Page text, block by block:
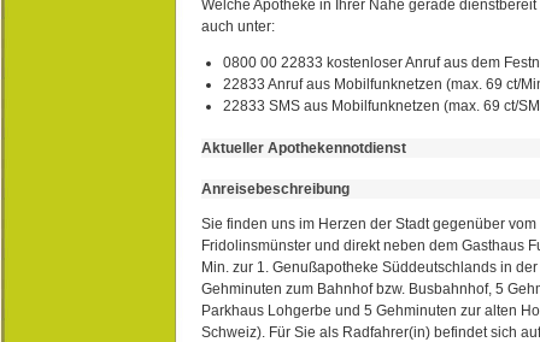
Welche Apotheke in Ihrer Nähe gerade
auch unter:
0800 00 22833 kostenloser Anruf aus dem
22833 Anruf aus Mobilfunknetzen (max. 69 ct/
22833 SMS aus Mobilfunknetzen (max. 69 ct/
Aktueller Apothekennotdienst
Anreisebeschreibung
Sie finden uns im Herzen der Stadt gegenüber
Fridolinsmünster und direkt neben dem Gasthaus
Min. zur 1. Genußapotheke Süddeutschlands in
Gehminuten zum Bahnhof bzw. Busbahnhof, 5
Parkhaus Lohgerbe und 5 Gehminuten zur alten
Schweiz). Für Sie als Radfahrer(in) befindet sich